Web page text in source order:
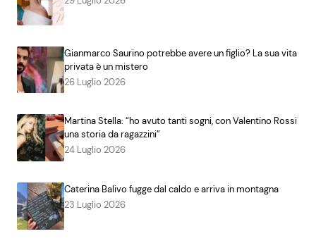
Gianmarco Saurino potrebbe avere un figlio? La sua vita
privata è un mistero
26 Luglio 2026
Martina Stella: “ho avuto tanti sogni, con Valentino Rossi
una storia da ragazzini”
24 Luglio 2026
Caterina Balivo fugge dal caldo e arriva in montagna
23 Luglio 2026